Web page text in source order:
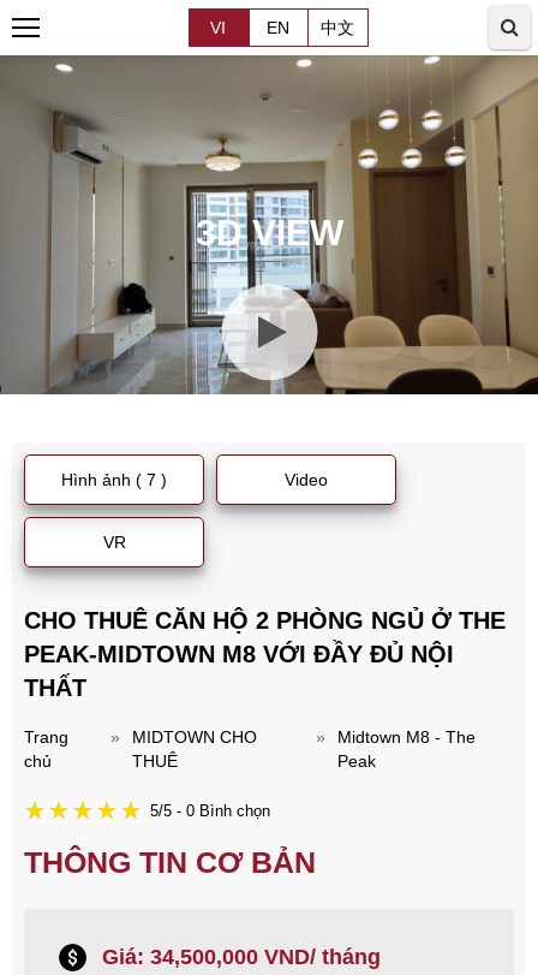
VI EN 中文
3D VIEW
Hình ảnh ( 7 ) Video
VR
CHO THUÊ CĂN HỘ 2 PHÒNG NGỦ Ở THE
PEAK-MIDTOWN M8 VỚI ĐẦY ĐỦ NỘI
THẤT
Trang
chủ
»
MIDTOWN CHO
THUÊ
»
Midtown M8 - The
Peak
5/5 - 0 Bình chọn
THÔNG TIN CƠ BẢN
Giá: 34,500,000 VND/ tháng